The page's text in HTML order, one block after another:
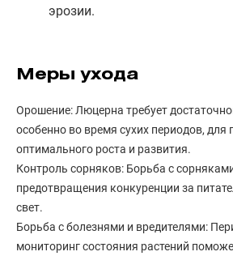
эрозии.
Меры ухода
Орошение: Люцерна требует
особенно во время сухих периодов, для
оптимального роста и развития.
Контроль сорняков: Борьба с
предотвращения конкуренции за
свет.
Борьба с болезнями и вредителями:
мониторинг состояния растений